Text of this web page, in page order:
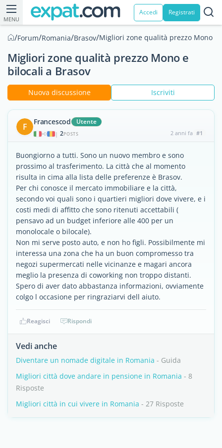
MENU
Accedi Registrati
/Forum/Romania/Brasov/Migliori zone qualità prezzo Mono e
Migliori zone qualità prezzo Mono e
bilocali a Brasov
Nuova discussione Iscriviti
F Francescod Utente
| 2POSTS 2 anni fa #1
Buongiorno a tutti. Sono un nuovo membro e sono
prossimo al trasferimento. La città che al momento
risulta in cima alla lista delle preferenze è Brasov.
Per chi conosce il mercato immobiliare e la città,
secondo voi quali sono i quartieri migliori dove vivere, e i
costi medi di affitto che sono ritenuti accettabili (
pensavo ad un budget inferiore alle 400 per un
monolocale o bilocale).
Non mi serve posto auto, e non ho figli. Possibilmente mi
interessa una zona che ha un buon compromesso tra
negozi supermercati nelle vicinanze e magari ancora
meglio la presenza di coworking non troppo distanti.
Spero di aver dato abbastanza informazioni, ovviamente
colgo l occasione per ringraziarvi dell aiuto.
Reagisci Rispondi
Vedi anche
Diventare un nomade digitale in Romania - Guida
Migliori città dove andare in pensione in Romania - 8
Risposte
Migliori città in cui vivere in Romania - 27 Risposte